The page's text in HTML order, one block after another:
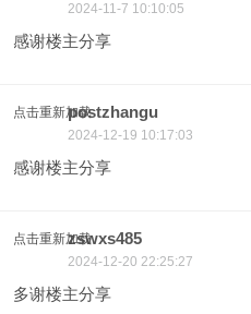
2024-11-7 10:10:05
感谢楼主分享
点击重新加载postzhangu
2024-12-19 10:17:03
感谢楼主分享
点击重新加载zswxs485
2024-12-20 22:25:27
多谢楼主分享